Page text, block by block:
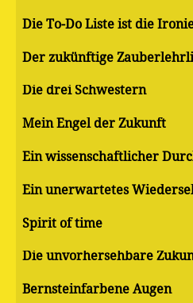
Die To-Do Liste ist die
Der zukünftige
Die drei Schwestern
Mein Engel der Zukunft
Ein wissenschaftlicher
Ein unerwartetes
Spirit of time
Die unvorhersehbare
Bernsteinfarbene Augen